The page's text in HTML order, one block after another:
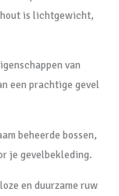
is lichtgewicht,
van
een prachtige gevel
beheerde bossen,
je gevelbekleding.
en duurzame ruw